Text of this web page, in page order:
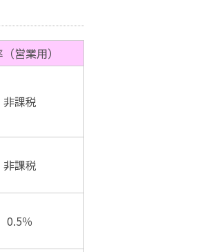
営業用）
非課税
非課税
0.5％